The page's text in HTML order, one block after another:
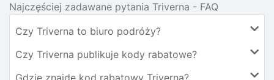
Najczęściej zadawane pytania Triverna - FAQ
Czy Triverna to biuro podróży?
Czy Triverna publikuje kody rabatowe?